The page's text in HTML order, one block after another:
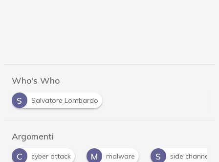
Who's Who
S
Salvatore Lombardo
Argomenti
attack M malware S side channel attack